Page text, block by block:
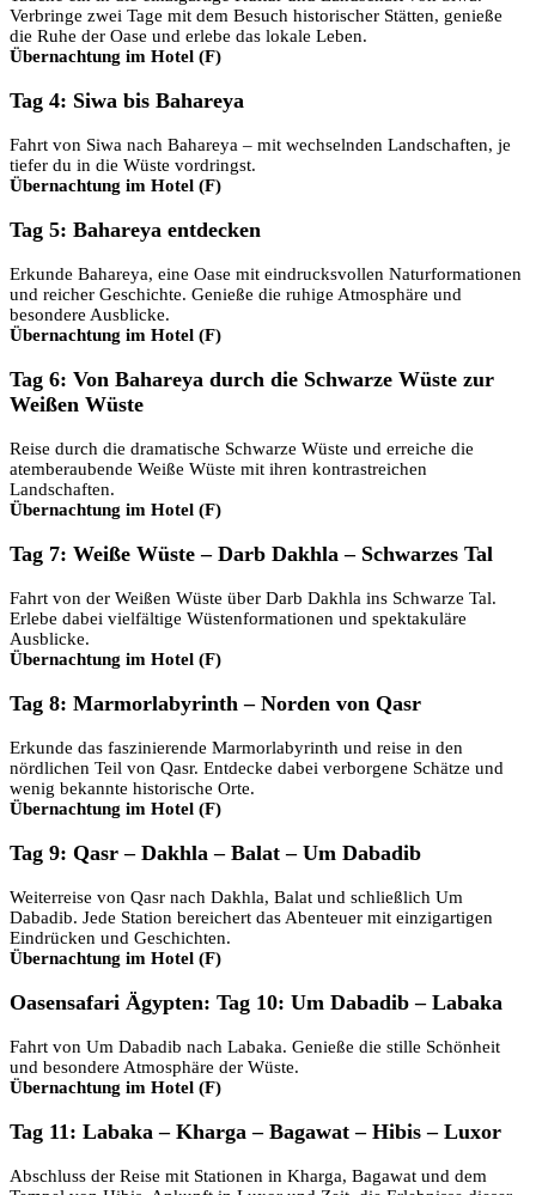
Verbringe zwei Tage mit dem Besuch historischer Stätten, genieße
die Ruhe der Oase und erlebe das lokale Leben.
Übernachtung im Hotel (F)
Tag 4: Siwa bis Bahareya
Fahrt von Siwa nach Bahareya – mit wechselnden Landschaften, je
tiefer du in die Wüste vordringst.
Übernachtung im Hotel (F)
Tag 5: Bahareya entdecken
Erkunde Bahareya, eine Oase mit eindrucksvollen Naturformationen
und reicher Geschichte. Genieße die ruhige Atmosphäre und
besondere Ausblicke.
Übernachtung im Hotel (F)
Tag 6: Von Bahareya durch die Schwarze Wüste zur
Weißen Wüste
Reise durch die dramatische Schwarze Wüste und erreiche die
atemberaubende Weiße Wüste mit ihren kontrastreichen
Landschaften.
Übernachtung im Hotel (F)
Tag 7: Weiße Wüste – Darb Dakhla – Schwarzes Tal
Fahrt von der Weißen Wüste über Darb Dakhla ins Schwarze Tal.
Erlebe dabei vielfältige Wüstenformationen und spektakuläre
Ausblicke.
Übernachtung im Hotel (F)
Tag 8: Marmorlabyrinth – Norden von Qasr
Erkunde das faszinierende Marmorlabyrinth und reise in den
nördlichen Teil von Qasr. Entdecke dabei verborgene Schätze und
wenig bekannte historische Orte.
Übernachtung im Hotel (F)
Tag 9: Qasr – Dakhla – Balat – Um Dabadib
Weiterreise von Qasr nach Dakhla, Balat und schließlich Um
Dabadib. Jede Station bereichert das Abenteuer mit einzigartigen
Eindrücken und Geschichten.
Übernachtung im Hotel (F)
Oasensafari Ägypten: Tag 10: Um Dabadib – Labaka
Fahrt von Um Dabadib nach Labaka. Genieße die stille Schönheit
und besondere Atmosphäre der Wüste.
Übernachtung im Hotel (F)
Tag 11: Labaka – Kharga – Bagawat – Hibis – Luxor
Abschluss der Reise mit Stationen in Kharga, Bagawat und dem